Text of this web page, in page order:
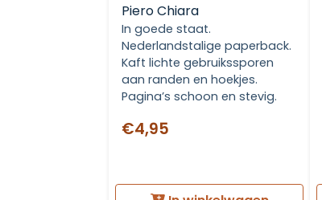
Piero Chiara
In goede staat.
Nederlandstalige paperback.
Kaft lichte gebruikssporen
aan randen en hoekjes.
Pagina’s schoon en stevig.
€4,95